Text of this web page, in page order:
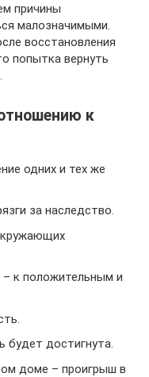
причины
малозначимыми.
восстановления
попытка вернуть
к
одних и тех же
за наследство.
– к положительным и
будет достигнута.
доме – проигрыш в